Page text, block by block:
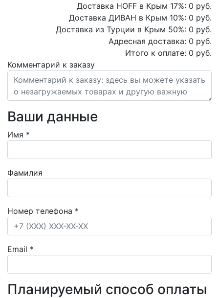
Доставка HOFF в Крым 17%: 0 руб.
Доставка ДИВАН в Крым 10%: 0 руб.
Доставка из Турции в Крым 50%: 0 руб.
Адресная доставка: 0 руб.
Итого к оплате: 0 руб.
Комментарий к заказу
Ваши данные
Имя *
Фамилия
Номер телефона *
Email *
Планируемый способ оплаты